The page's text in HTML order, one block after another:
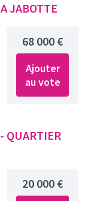
JABOTTE
68 000 €
Ajouter
au vote
QUARTIER
20 000 €